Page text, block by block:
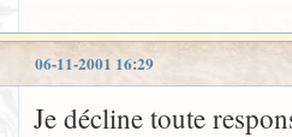
06-11-2001 16:29
Je décline toute